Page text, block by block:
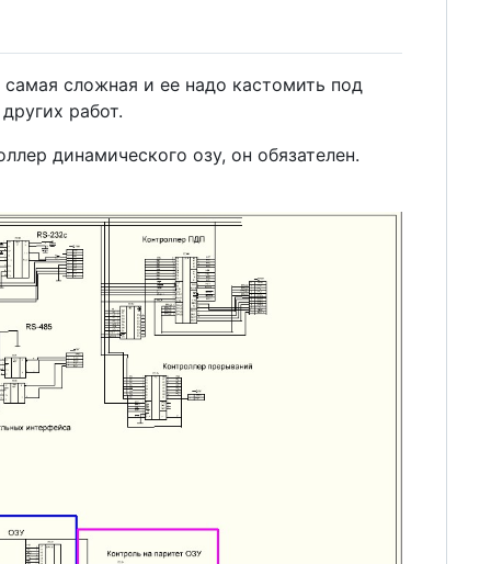
сложная и ее надо кастомить под
работ.
динамического озу, он обязателен.